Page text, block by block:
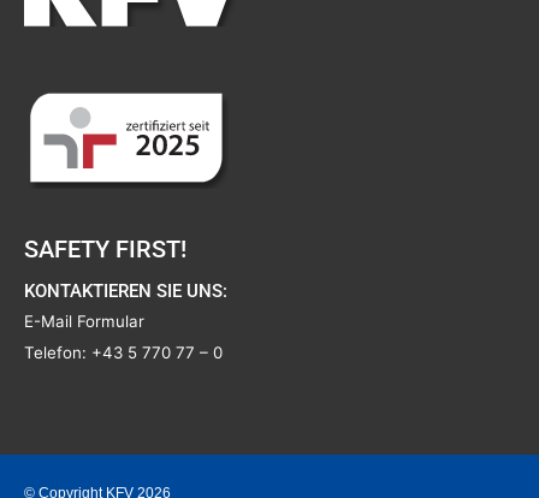
SAFETY FIRST!
KONTAKTIEREN SIE UNS:
E-Mail Formular
Telefon: +43 5 770 77 – 0
© Copyright KFV 2026